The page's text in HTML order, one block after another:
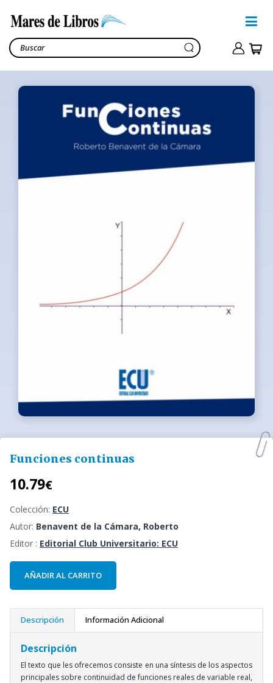
Funciones continuas
10.79€
Colección: ECU
Autor: Benavent de la Cámara, Roberto
Editor : Editorial Club Universitario: ECU
AÑADIR AL CARRITO
Descripción Información Adicional
Descripción
El texto que les ofrecemos consiste en una síntesis de los aspectos
principales sobre continuidad de funciones reales de variable real,